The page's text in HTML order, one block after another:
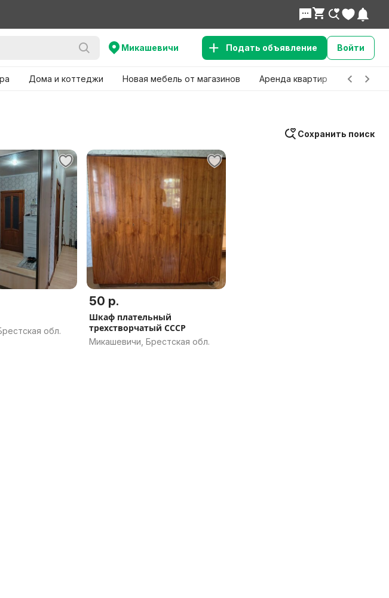
Микашевичи Подать объявление Войти
Дома и коттеджи Новая мебель от магазинов Аренда квартир Детские
Сохранить поиск
обл.
50 р.
Шкаф плательный
трехстворчатый СССР
Микашевичи, Брестская обл.